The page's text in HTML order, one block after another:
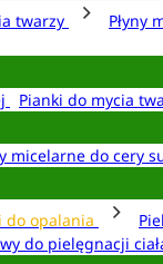
twarzy Płyny
Pianki do mycia
micelarne do cery
do opalania
do pielęgnacji